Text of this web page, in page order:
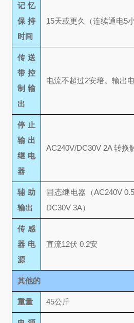
记忆
保持
时间
15天或更久（连续通电5
传送
带控
制输
出
电流不超过2安培。输出
停止
输出
继电
器
AC240V/DC30V 2A 转换
辅助
输出
固态继电器（AC240V
DC30V 3A）
传感
器电
源
直流12伏 0.2安
其他的
重量 45公斤